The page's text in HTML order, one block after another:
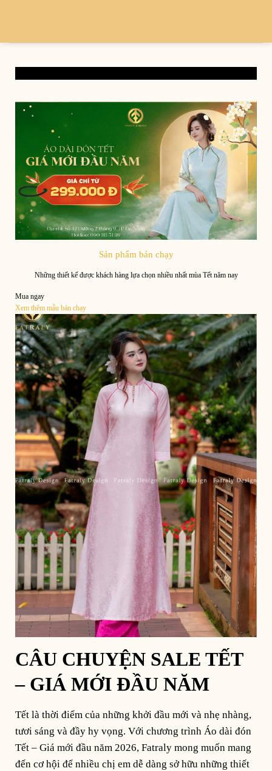
Sản phẩm bán chạy
Những thiết kế được khách hàng lựa chọn nhiều nhất mùa Tết năm nay
Mua ngay
Xem thêm mẫu bán chạy
CÂU CHUYỆN SALE TẾT
– GIÁ MỚI ĐẦU NĂM
Tết là thời điểm của những khởi đầu mới và nhẹ nhàng,
tươi sáng và đầy hy vọng. Với chương trình Áo dài đón
Tết – Giá mới đầu năm 2026, Fatraly mong muốn mang
đến cơ hội để nhiều chị em dễ dàng sở hữu những thiết